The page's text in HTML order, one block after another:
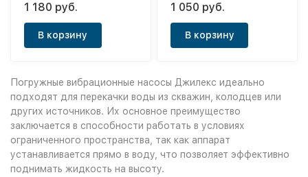
1 180 руб.
В корзину
производства)
1 050 руб.
В корзину
Погружные вибрационные насосы Джилекс идеально
подходят для перекачки воды из скважин, колодцев или
других источников. Их основное преимущество
заключается в способности работать в условиях
ограниченного пространства, так как аппарат
устанавливается прямо в воду, что позволяет эффективно
поднимать жидкость на высоту.